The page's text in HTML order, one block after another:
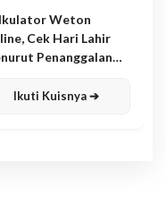
Weton
Cek Hari Lahir
Penanggalan
Ikuti Kuisnya ➔